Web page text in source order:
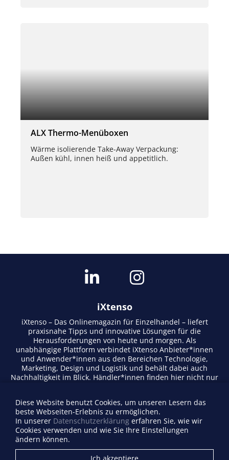
ALX Thermo-Menüboxen
Wärme isolierende Take-Away Verpackung:
Außen kühl, innen heiß und appetitlich.
iXtenso
iXtenso – Das Onlinemagazin für Einzelhandel – liefert
praxisnahe Tipps und innovative Lösungen für die
Herausforderungen von heute und morgen. Als
unabhängige Plattform verbindet iXtenso Anbieter*innen
und Anwender*innen aus den Bereichen Technologie,
Marketing, Design und Logistik und behält dabei auch
Nachhaltigkeit im Blick. Händler*innen finden hier nicht nur
lebendigen Schreibstil und relevantem Content fördert das
Magazin den Austausch innerhalb der Retail-Community.
Ob digitale Trends oder praktische Alltagstipps – iXtenso
macht Wissen für den Handel zugänglich.
Diese Website benutzt Cookies, um unseren Lesern das
beste Webseiten-Erlebnis zu ermöglichen.
In unserer Datenschutzerklärung erfahren Sie, wie wir
Cookies verwenden und wie Sie Ihre Einstellungen
ändern können.